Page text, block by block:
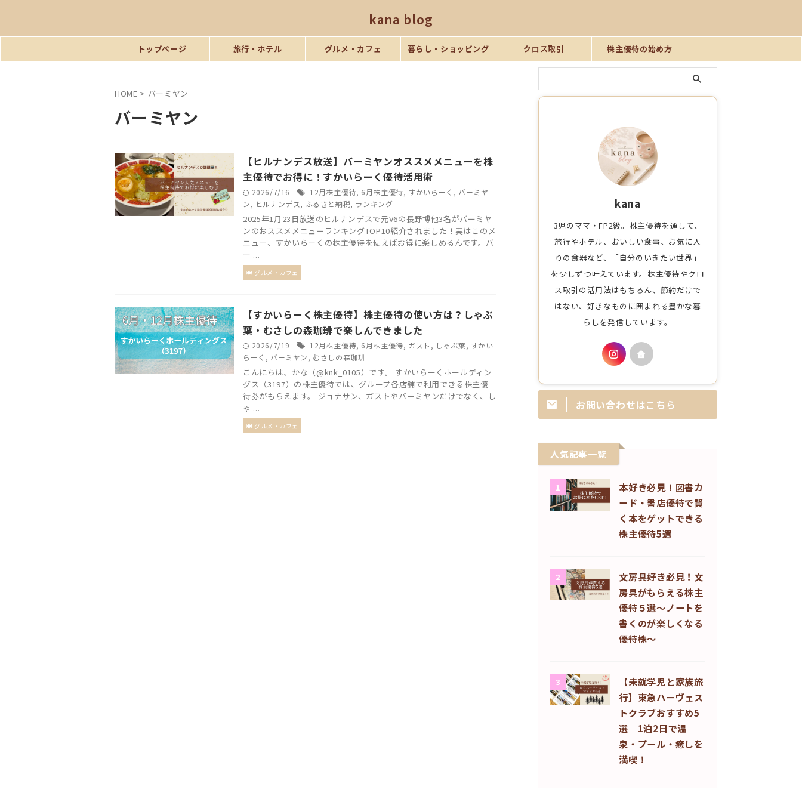
kana blog
トップページ 旅行・ホテル グルメ・カフェ 暮らし・ショッピング クロス取引 株主優待の始め方
HOME > バーミヤン
バーミヤン
【ヒルナンデス放送】バーミヤンオススメメニューを株
主優待でお得に！すかいらーく優待活用術
2026/7/16 12月株主優待, 6月株主優待, すかいらーく , バーミヤ
ン, ヒルナンデス, ふるさと納税, ランキング
2025年1月23日放送のヒルナンデスで元V6の長野博他3名がバーミヤ
ンのおススメメニューランキングTOP10紹介されました！実はこのメ
ニュー、すかいらーくの株主優待を使えばお得に楽しめるんです。バ
ー ...
🍽 グルメ・カフェ
【すかいらーく株主優待】株主優待の使い方は？しゃぶ
葉・むさしの森珈琲で楽しんできました
2026/7/19 12月株主優待, 6月株主優待, ガスト , しゃぶ葉, すかい
らーく , バーミヤン, むさしの森珈琲
こんにちは、かな（@knk_0105）です。 すかいらーくホールディン
グス（3197）の株主優待では、グループ各店舗で利用できる株主優
待券がもらえます。 ジョナサン、ガストやバーミヤンだけでなく、し
ゃ ...
🍽 グルメ・カフェ
kana
3児のママ・FP2級。株主優待を通して、
旅行やホテル、おいしい食事、お気に入
りの食器など、「自分のいきたい世界」
を少しずつ叶えています。株主優待やクロ
ス取引の活用法はもちろん、節約だけで
はない、好きなものに囲まれる豊かな暮
らしを発信しています。
お問い合わせはこちら
人気記事一覧
1
本好き必見！図書カ
ード・書店優待で賢
く本をゲットできる
株主優待5選
2
文房具好き必見！文
房具がもらえる株主
優待５選〜ノートを
書くのが楽しくなる
優待株〜
3
【未就学児と家族旅
行】東急ハーヴェス
トクラブおすすめ5
選｜1泊2日で温
泉・プール・癒しを
満喫！